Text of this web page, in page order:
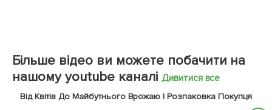
Більше відео ви можете побачити на
нашому youtube каналі Дивитися все
Від Квітів До Майбутнього Врожаю | Розпаковка Покупця